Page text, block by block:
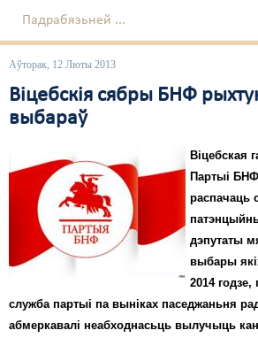
Падрабязьней ...
Аўторак, 12 Люты 2013
Віцебскія сябры БНФ
выбараў
Віцебская
Партыі
распачаць
дэпутаты
выбары
2014
служба партыі па выніках паседжаньня
абмеркавалі неабходнасьць вылучыць